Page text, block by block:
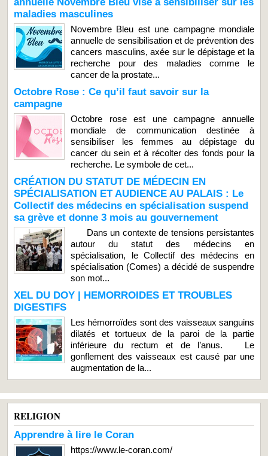
maladies masculines
Novembre Bleu est une campagne mondiale
annuelle de sensibilisation et de prévention des
cancers masculins, axée sur le dépistage et la
recherche pour des maladies comme le
cancer de la prostate...
Octobre Rose : Ce qu’il faut savoir sur la
campagne
Octobre rose est une campagne annuelle
mondiale de communication destinée à
sensibiliser les femmes au dépistage du
cancer du sein et à récolter des fonds pour la
recherche. Le symbole de cet...
CRÉATION DU STATUT DE MÉDECIN EN
SPÉCIALISATION ET AUDIENCE AU PALAIS : Le
Collectif des médecins en spécialisation suspend
sa grève et donne 3 mois au gouvernement
Dans un contexte de tensions persistantes
autour du statut des médecins en
spécialisation, le Collectif des médecins en
spécialisation (Comes) a décidé de suspendre
son mot...
XEL DU DOY | HEMORROIDES ET TROUBLES
DIGESTIFS
Les hémorroïdes sont des vaisseaux sanguins
dilatés et tortueux de la paroi de la partie
inférieure du rectum et de l’anus. Le
gonflement des vaisseaux est causé par une
augmentation de la...
RELIGION
Apprendre à lire le Coran
https://www.le-coran.com/